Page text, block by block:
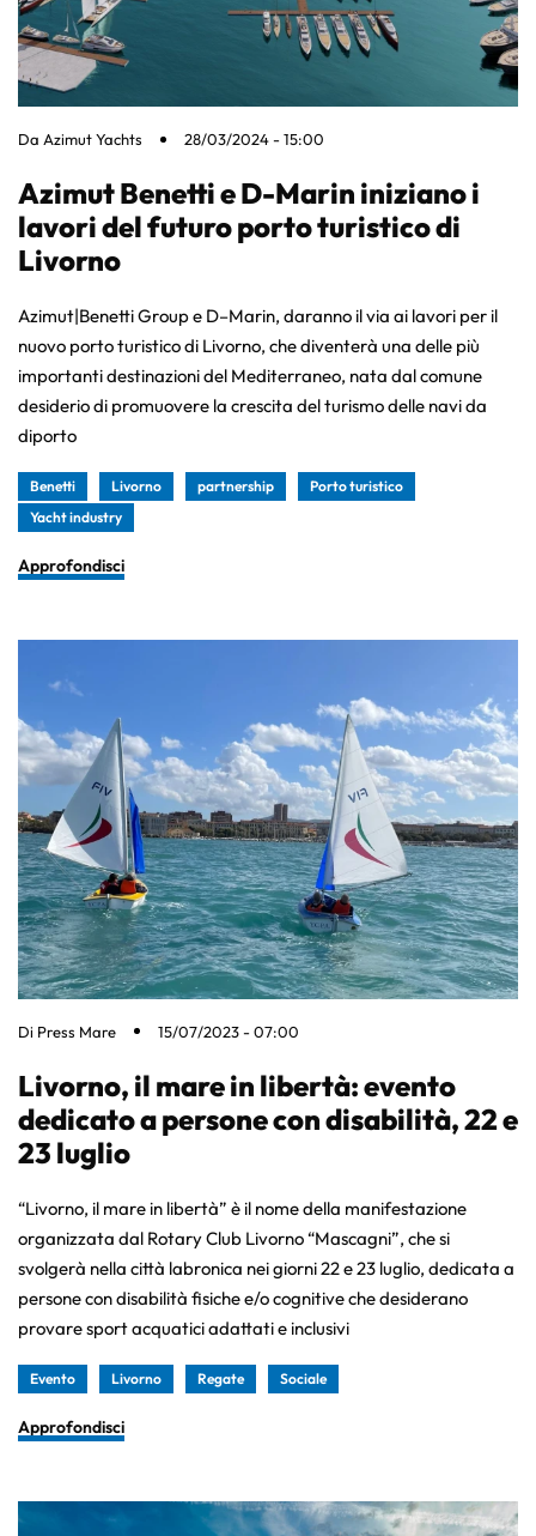
Da Azimut Yachts 28/03/2024 - 15:00
Azimut Benetti e D-Marin iniziano i
lavori del futuro porto turistico di
Livorno
Azimut|Benetti Group e D–Marin, daranno il via ai lavori per il
nuovo porto turistico di Livorno, che diventerà una delle più
importanti destinazioni del Mediterraneo, nata dal comune
desiderio di promuovere la crescita del turismo delle navi da
diporto
Benetti Livorno partnership
Porto turistico
Yacht industry
Approfondisci
Di Press Mare 15/07/2023 - 07:00
Livorno, il mare in libertà: evento
dedicato a persone con disabilità, 22 e
23 luglio
“Livorno, il mare in libertà” è il nome della manifestazione
organizzata dal Rotary Club Livorno “Mascagni”, che si
svolgerà nella città labronica nei giorni 22 e 23 luglio, dedicata a
persone con disabilità fisiche e/o cognitive che desiderano
provare sport acquatici adattati e inclusivi
Evento Livorno Regate Sociale
Approfondisci